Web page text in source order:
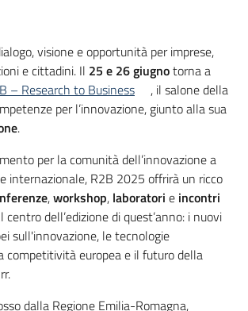
visione e opportunità per imprese,
e cittadini. Il 25 e 26 giugnotorna a
– Research to Business
, il salone della
per l’innovazione, giunto alla sua
.
per la comunità dell’innovazione a
internazionale, R2B 2025 offrirà un ricco
,workshop, laboratori e incontri
centro dell’edizione di quest’anno: i nuovi
sull'innovazione, le tecnologie
competitività europea e il futuro della
dalla Regione Emilia-Romagna,